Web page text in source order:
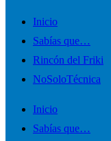
Alternar
menú
móvil
Inicio
Sabías que…
Rincón del Friki
NoSoloTécnica
Inicio
Sabías que…